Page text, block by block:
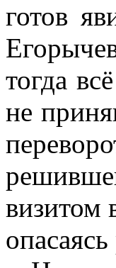
готов
тогда
не
визитом